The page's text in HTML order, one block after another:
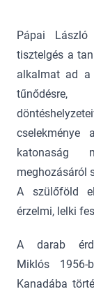
Pápai
tisztelgés a
alkalmat ad a
cselekménye
katonaság
meghozásáról
A szülőföld
érzelmi, lelki
A darab
Miklós
Kanadába